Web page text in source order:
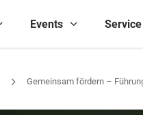
Events Service
Gemeinsam fördern –